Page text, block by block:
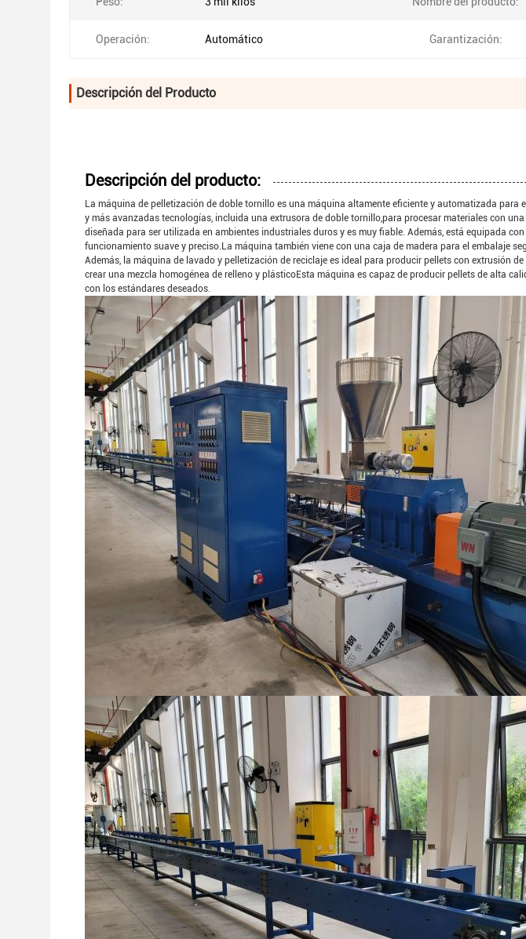
Operación: Automático Garantización:
Descripción del Producto
Descripción del producto:
La máquina de pelletización de doble tornillo es una máquina altamente eficiente y automatizada para
y más avanzadas tecnologías, incluida una extrusora de doble tornillo,para procesar materiales con
diseñada para ser utilizada en ambientes industriales duros y es muy fiable. Además, está equipada
funcionamiento suave y preciso.La máquina también viene con una caja de madera para el embalaje
Además, la máquina de lavado y pelletización de reciclaje es ideal para producir pellets con extrusión
crear una mezcla homogénea de relleno y plásticoEsta máquina es capaz de producir pellets de alta
con los estándares deseados.